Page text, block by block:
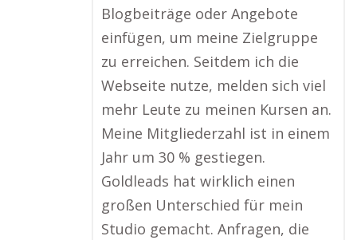
Blogbeiträge oder Angebote
einfügen, um meine Zielgruppe
zu erreichen. Seitdem ich die
Webseite nutze, melden sich viel
mehr Leute zu meinen Kursen an.
Meine Mitgliederzahl ist in einem
Jahr um 30 % gestiegen.
Goldleads hat wirklich einen
großen Unterschied für mein
Studio gemacht. Anfragen, die